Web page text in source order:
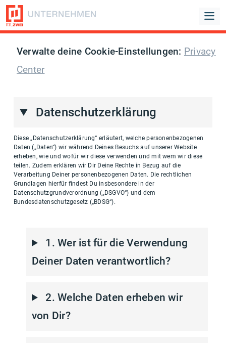
Verwalte deine Cookie-Einstellungen: Privacy
Center
Datenschutzerklärung
Diese „Datenschutzerklärung“ erläutert, welche personenbezogenen
Daten („Daten“) wir während Deines Besuchs auf unserer Website
erheben, wie und wofür wir diese verwenden und mit wem wir diese
teilen. Zudem erklären wir Dir Deine Rechte in Bezug auf die
Verarbeitung Deiner personenbezogenen Daten. Die rechtlichen
Grundlagen hierfür findest Du insbesondere in der
Datenschutzgrundverordnung („DSGVO“) und dem
Bundesdatenschutzgesetz („BDSG“).
1. Wer ist für die Verwendung
Deiner Daten verantwortlich?
2. Welche Daten erheben wir
von Dir?